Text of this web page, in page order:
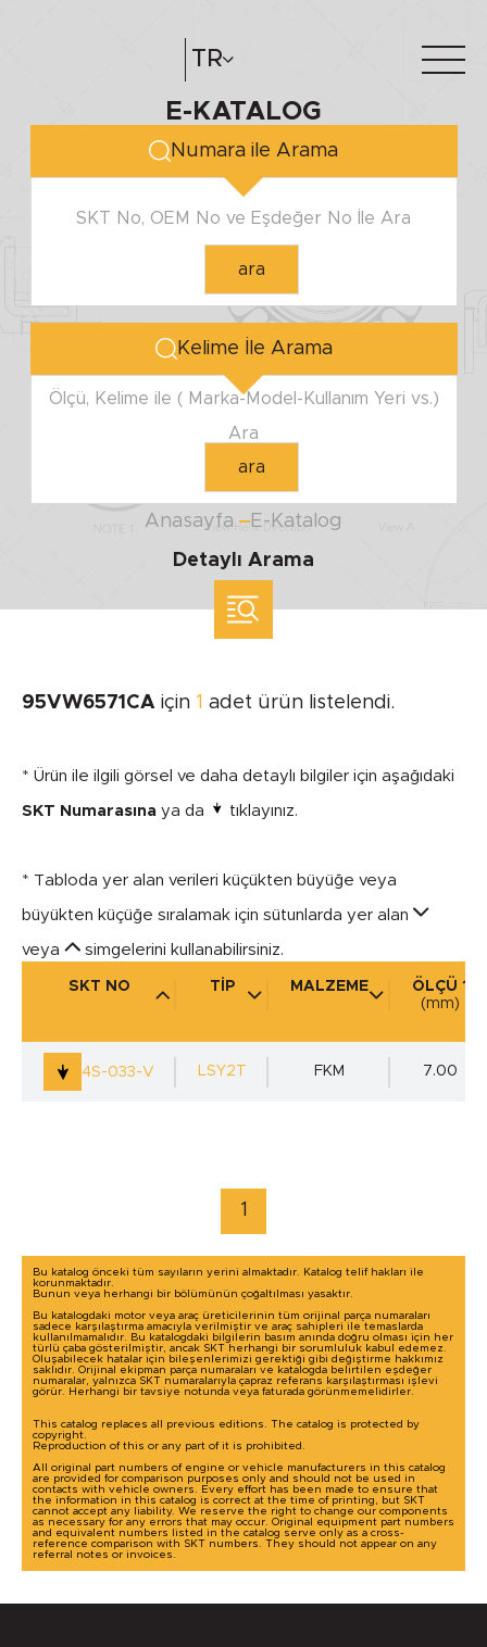
TR
Hakkımızda e-katalog
E-KATALOG
Numara ile Arama
SKT No, OEM No ve Eşdeğer No İle Ara
ara
Kelime İle Arama
Ölçü, Kelime ile ( Marka-Model-Kullanım Yeri vs.)
Ara
ara
Anasayfa
E-Katalog
Detaylı Arama
Minimum
Maximum
YUVA ÇAPI
Minimum
YÜKSEKLİK
Minimum
ölçü ile arama yap
SEGMENT
95VW6571CA için 1 adet ürün listelendi.
* Ürün ile ilgili görsel ve daha detaylı bilgiler için aşağıdaki
SKT Numarasına ya da tıklayınız.
* Tabloda yer alan verileri küçükten büyüğe veya
büyükten küçüğe sıralamak için sütunlarda yer alan
veya simgelerini kullanabilirsiniz.
SKT NO TİP MALZEME
ÖLÇÜ 1
(mm)
4S-033-V
LSY2T FKM 7.00
1
Bu katalog önceki tüm sayıların yerini almaktadır. Katalog telif hakları ile
korunmaktadır.
Bunun veya herhangi bir bölümünün çoğaltılması yasaktır.
Bu katalogdaki motor veya araç üreticilerinin tüm orijinal parça numaraları
sadece karşılaştırma amacıyla verilmiştir ve araç sahipleri ile temaslarda
kullanılmamalıdır. Bu katalogdaki bilgilerin basım anında doğru olması için her
türlü çaba gösterilmiştir, ancak SKT herhangi bir sorumluluk kabul edemez.
Oluşabilecek hatalar için bileşenlerimizi gerektiği gibi değiştirme hakkımız
saklıdır. Orijinal ekipman parça numaraları ve katalogda belirtilen eşdeğer
numaralar, yalnızca SKT numaralarıyla çapraz referans karşılaştırması işlevi
görür. Herhangi bir tavsiye notunda veya faturada görünmemelidirler.
This catalog replaces all previous editions. The catalog is protected by
copyright.
Reproduction of this or any part of it is prohibited.
All original part numbers of engine or vehicle manufacturers in this catalog
are provided for comparison purposes only and should not be used in
contacts with vehicle owners. Every effort has been made to ensure that
the information in this catalog is correct at the time of printing, but SKT
cannot accept any liability. We reserve the right to change our components
as necessary for any errors that may occur. Original equipment part numbers
and equivalent numbers listed in the catalog serve only as a cross-
reference comparison with SKT numbers. They should not appear on any
referral notes or invoices.